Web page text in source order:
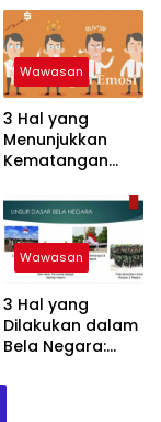
Wawasan
3 Hal yang
Menunjukkan
Kematangan
Tanda Dewasa
dalam
Menghadapi
Hidup
Wawasan
3 Hal yang
Dilakukan dalam
Bela Negara:
Warga Negara